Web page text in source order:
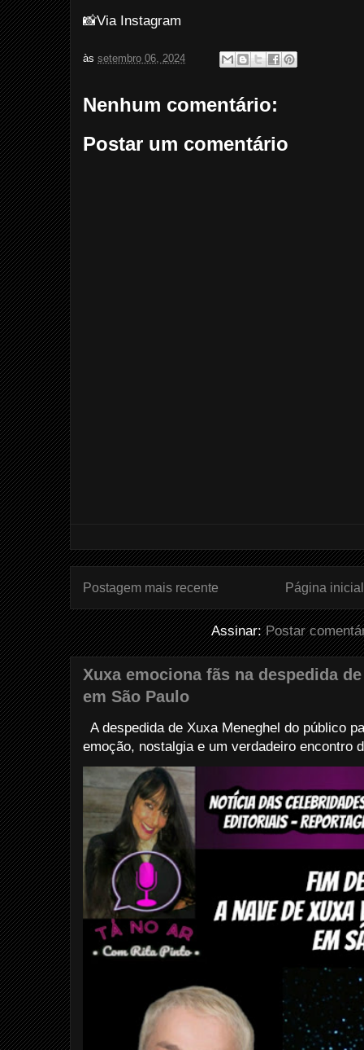
📸Via Instagram
às setembro 06, 2024
Nenhum comentário:
Postar um comentário
Postagem mais recente Página inicial
Assinar:Postar
Xuxa emociona fãs na despedida
em São Paulo
A despedida de Xuxa Meneghel do público
emoção, nostalgia e um verdadeiro encontro